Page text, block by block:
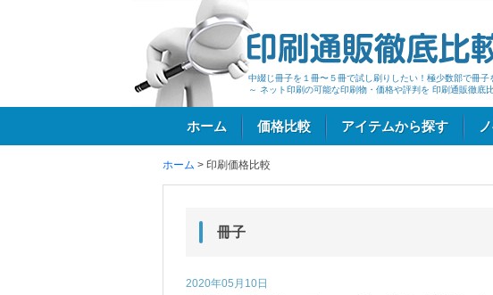
中綴じ冊子を１冊〜５冊で試し刷りしたい！極少数部で冊子
～ ネット印刷の可能な印刷物・価格や評判を 印刷通販徹底
ホーム 価格比較 アイテムから探す
ホーム > 印刷価格比較
冊子
2020年05月10日